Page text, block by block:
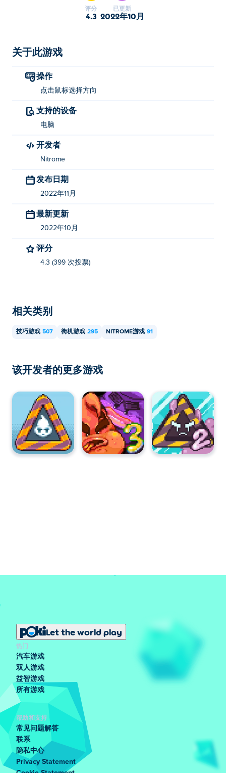
评分
4.3
已更新
2022年10月
关于此游戏
操作
点击鼠标选择方向
支持的设备
电脑
开发者
Nitrome
发布日期
2022年11月
最新更新
2022年10月
评分
4.3 (399 次投票)
相关类别
技巧游戏 507 街机游戏 295 NITROME游戏 91
该开发者的更多游戏
Let the world play
热门
汽车游戏
双人游戏
益智游戏
所有游戏
帮助和支持
常见问题解答
联系
隐私中心
Privacy Statement